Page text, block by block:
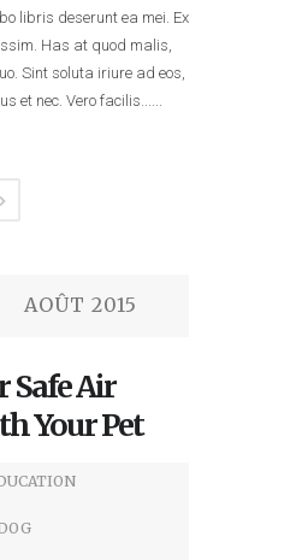
libris deserunt ea mei. Ex
Has at quod malis,
Sint soluta iriure ad eos,
et nec. Vero facilis......
AOÛT 2015
Safe Air
Your Pet